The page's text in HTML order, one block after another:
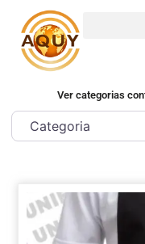
Ver categorias